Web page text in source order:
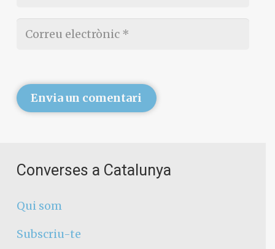
Envia un comentari
Converses a Catalunya
Qui som
Subscriu-te